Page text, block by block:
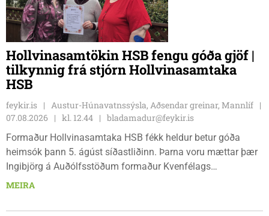
Hollvinasamtökin HSB fengu góða gjöf |
tilkynnig frá stjórn Hollvinasamtaka
HSB
feykir.is
Austur-Húnavatnssýsla, Aðsendar greinar, Mannlíf
07.08.2026
kl. 12.44
bladamadur@feykir.is
Formaður Hollvinasamtaka HSB fékk heldur betur góða
heimsók þann 5. ágúst síðastliðinn. Þarna voru mættar þær
Ingibjörg á Auðólfsstöðum formaður Kvenfélags
Bólstaðarhlíðarhrepps og Guðrún á Auðkúlu formaður
gjafabréf að upphæð kr: 737.800 upp í kaup á
MEIRA